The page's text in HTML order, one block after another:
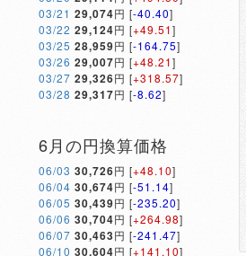
03/21 29,074円 [-40.40]
03/22 29,124円 [+49.51]
03/25 28,959円 [-164.75]
03/26 29,007円 [+48.21]
03/27 29,326円 [+318.57]
03/28 29,317円 [-8.62]
6月の円換算価格
06/03 30,726円 [+48.10]
06/04 30,674円 [-51.14]
06/05 30,439円 [-235.20]
06/06 30,704円 [+264.98]
06/07 30,463円 [-241.47]
06/10 30,604円 [+141.10]